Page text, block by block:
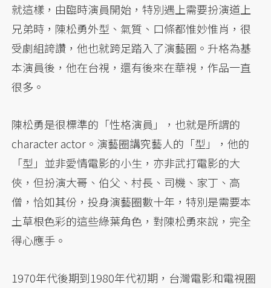
就這樣，由臨時演員開始，特別遇上需要扮演道上
兄弟時，陳松勇外型、氣質、口條都惟妙惟肖，很
受劇組誇讚，他也就跨足踏入了演藝圈。升格為基
本演員後，他在台視，還有後來在華視，作品一直
很多。
陳松勇是很標準的「性格演員」，也就是所謂的
character actor。演藝圈講究藝人的「型」，他的
「型」並非愛情電影的小生，亦非武打電影的大
俠，但扮演大哥、伯父、村長、司機、家丁、高
僧，恰如其份，投身演藝圈數十年，特別是需要本
土草根色彩的這些綠葉角色，對陳松勇來說，完全
得心應手。
1970年代後期到1980年代初期，台灣電影和電視圈